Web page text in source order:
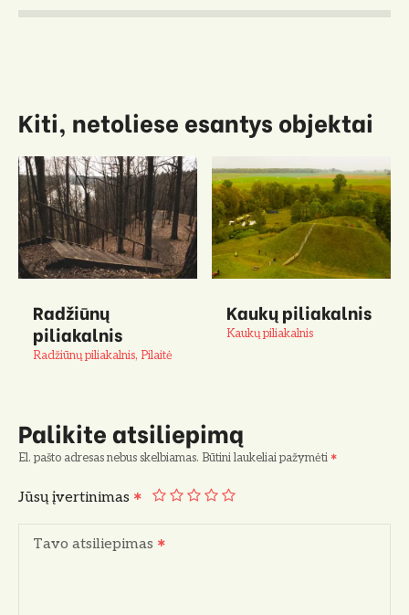
Kiti, netoliese esantys objektai
Radžiūnų
piliakalnis
Radžiūnų piliakalnis, Pilaitė
Kaukų piliakalnis
Kaukų piliakalnis
Palikite atsiliepimą
El. pašto adresas nebus skelbiamas. Būtini laukeliai pažymėti
Jūsų įvertinimas
Tavo atsiliepimas